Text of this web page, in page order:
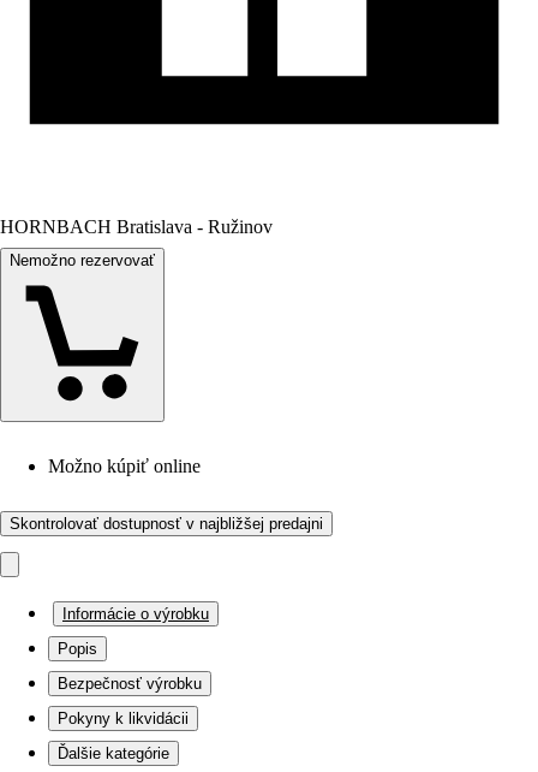
HORNBACH Bratislava - Ružinov
Nemožno rezervovať
Možno kúpiť online
Skontrolovať dostupnosť v najbližšej predajni
Informácie o výrobku
Popis
Bezpečnosť výrobku
Pokyny k likvidácii
Ďalšie kategórie